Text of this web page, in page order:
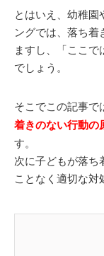
とはいえ、幼稚園
ングでは、落ち
ますし、「ここ
でしょう。
そこでこの記事で
着きのない行動の
す。
次に子どもが落ち
ことなく適切な対